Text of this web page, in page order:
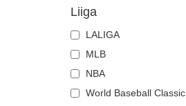
New York Yankees
Oakland Athletics
Philadelphia Phillies
Pittsburgh Pirates
Sacramento Kings
Liiga
LALIGA
MLB
NBA
World Baseball Classic